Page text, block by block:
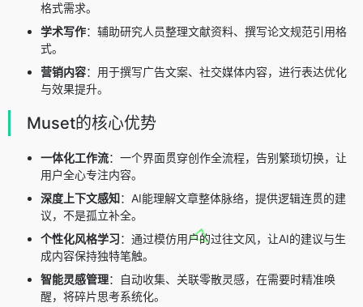
格式需求。
学术写作：辅助研究人员整理文献资料、撰写论文规范引用格
式。
营销内容：用于撰写广告文案、社交媒体内容，进行表达优化
与效果提升。
Muset的核心优势
一体化工作流：一个界面贯穿创作全流程，告别繁琐切换，让
用户全心专注内容。
深度上下文感知：AI能理解文章整体脉络，提供逻辑连贯的建
议，不是孤立补全。
个性化风格学习：通过模仿用户的过往文风，让AI的建议与生
成内容保持独特笔触。
智能灵感管理：自动收集、关联零散灵感，在需要时精准唤
醒，将碎片思考系统化。